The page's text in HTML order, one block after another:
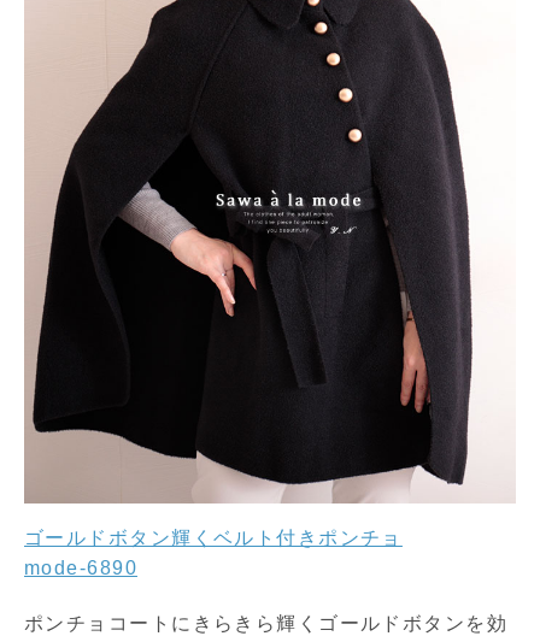
ゴールドボタン輝くベルト付きポンチョ
mode-6890
ポンチョコートにきらきら輝くゴールドボタンを効